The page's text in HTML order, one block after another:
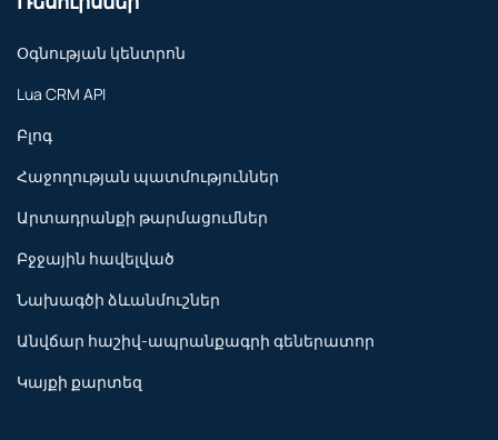
Օգնության կենտրոն
Lua CRM API
Բլոգ
Հաջողության պատմություններ
Արտադրանքի թարմացումներ
Բջջային հավելված
Նախագծի ձևանմուշներ
Անվճար հաշիվ-ապրանքագրի գեներատոր
Կայքի քարտեզ